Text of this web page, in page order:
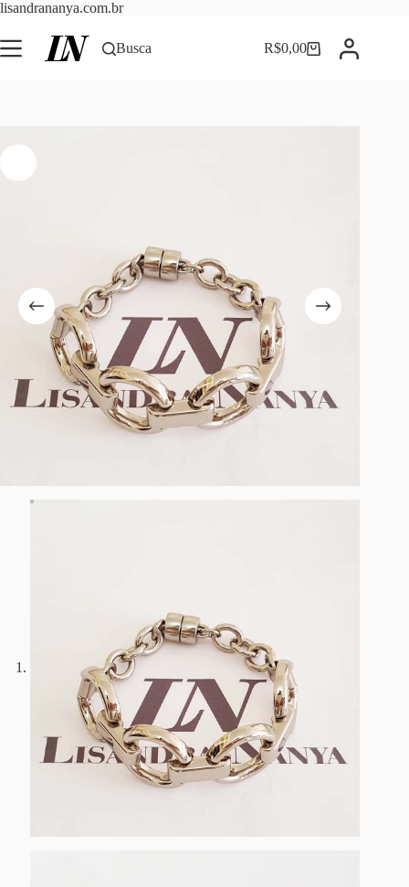
lisandrananya.com.brPular
o
conteúdo
Busca Carrinho
R$0,00